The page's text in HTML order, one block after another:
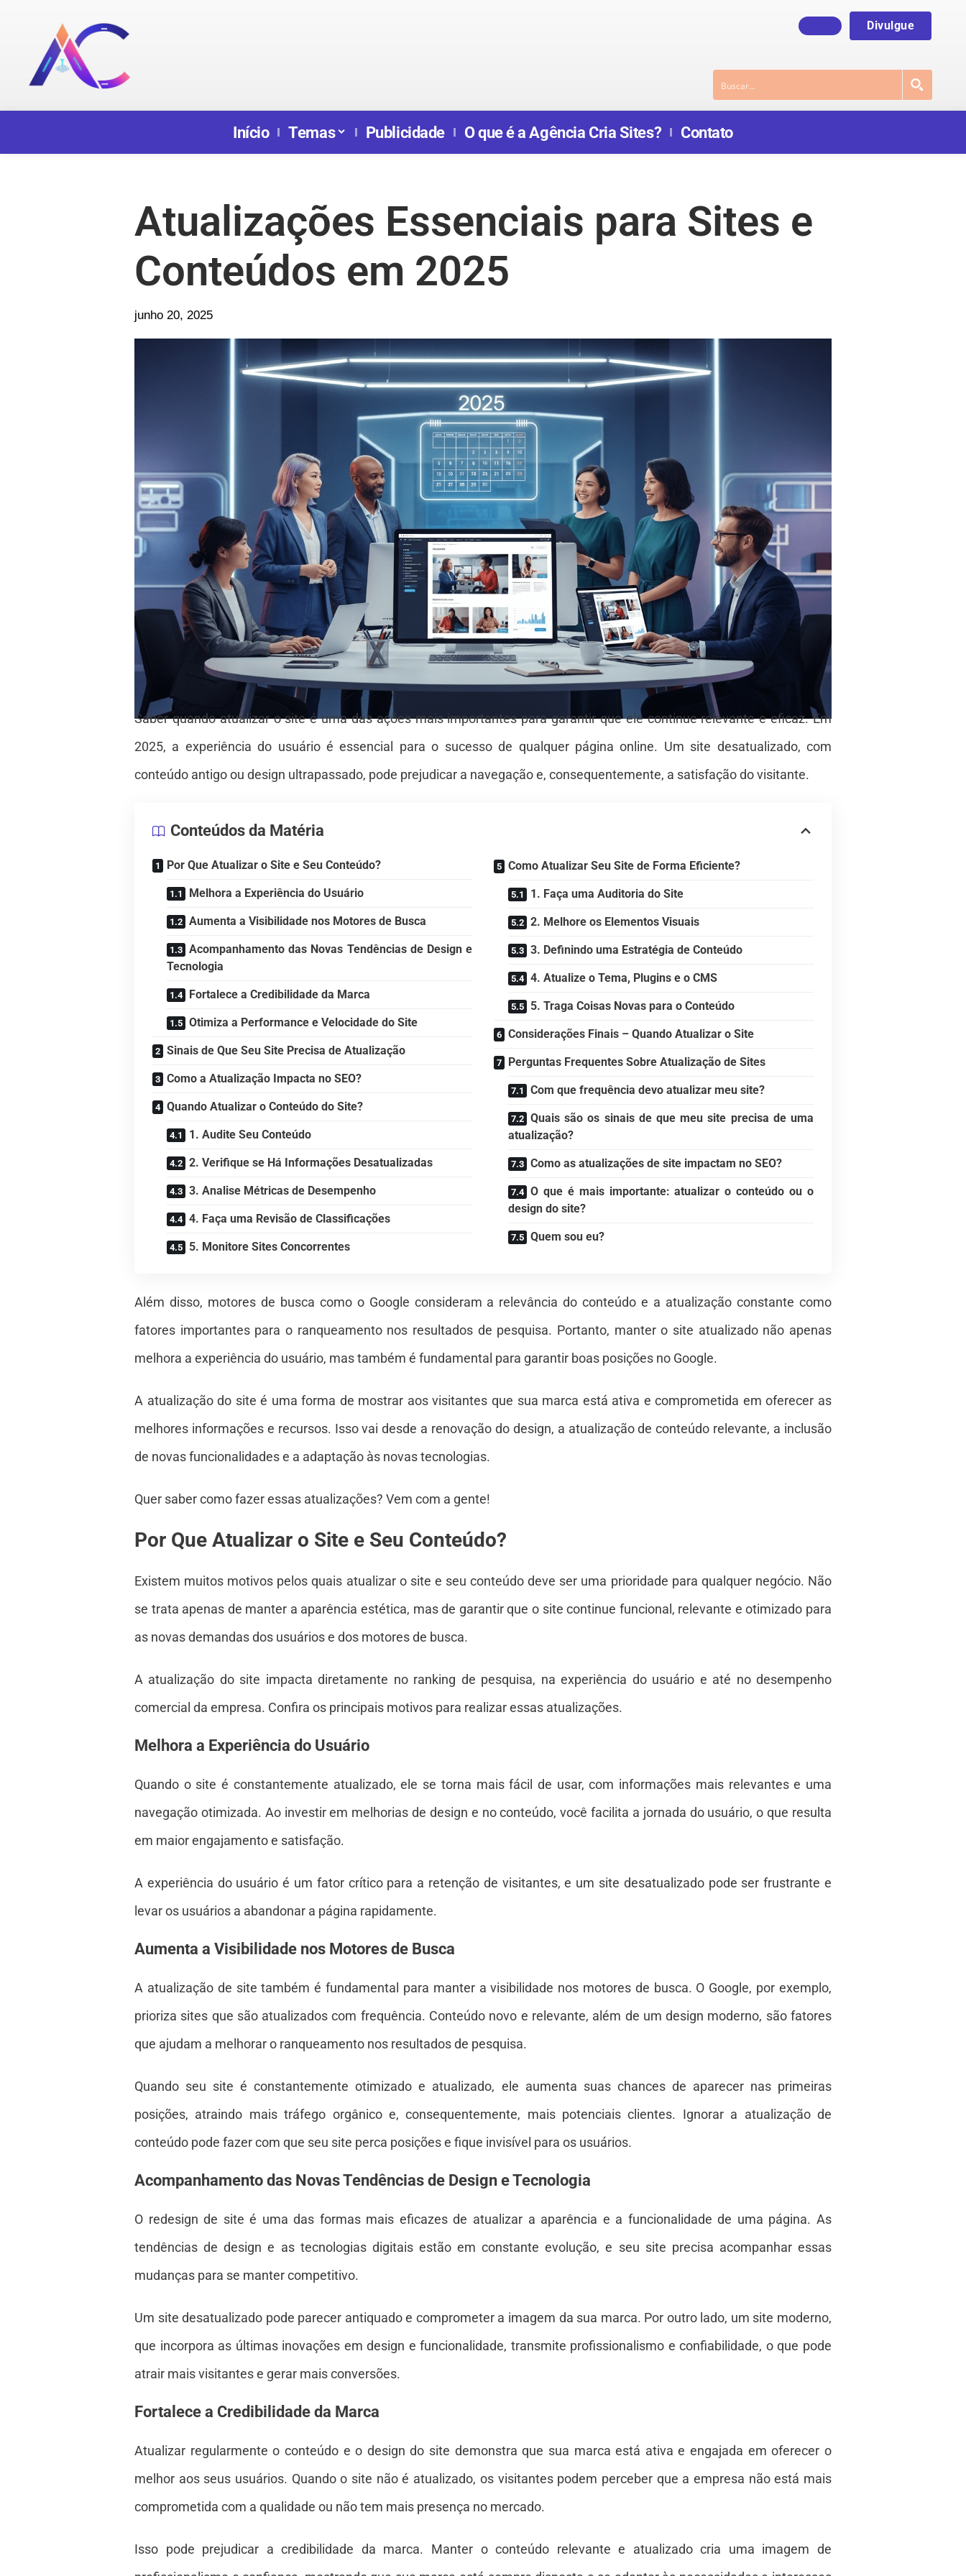
Divulgue
Início Temas Publicidade O que é a Agência Cria Sites? Contato
Atualizações Essenciais para Sites e
Conteúdos em 2025
junho 20, 2025
Saber quando atualizar o site é uma das ações mais importantes para garantir que ele continue relevante e eficaz. Em
2025, a experiência do usuário é essencial para o sucesso de qualquer página online. Um site desatualizado, com
conteúdo antigo ou design ultrapassado, pode prejudicar a navegação e, consequentemente, a satisfação do visitante.
Conteúdos da Matéria
Por Que Atualizar o Site e Seu Conteúdo?
Melhora a Experiência do Usuário
Aumenta a Visibilidade nos Motores de Busca
Acompanhamento das Novas Tendências de Design e
Tecnologia
Fortalece a Credibilidade da Marca
Otimiza a Performance e Velocidade do Site
Sinais de Que Seu Site Precisa de Atualização
Como a Atualização Impacta no SEO?
Quando Atualizar o Conteúdo do Site?
1. Audite Seu Conteúdo
2. Verifique se Há Informações Desatualizadas
3. Analise Métricas de Desempenho
4. Faça uma Revisão de Classificações
5. Monitore Sites Concorrentes
Como Atualizar Seu Site de Forma Eficiente?
1. Faça uma Auditoria do Site
2. Melhore os Elementos Visuais
3. Definindo uma Estratégia de Conteúdo
4. Atualize o Tema, Plugins e o CMS
5. Traga Coisas Novas para o Conteúdo
Considerações Finais – Quando Atualizar o Site
Perguntas Frequentes Sobre Atualização de Sites
Com que frequência devo atualizar meu site?
Quais são os sinais de que meu site precisa de uma
atualização?
Como as atualizações de site impactam no SEO?
O que é mais importante: atualizar o conteúdo ou o
design do site?
Quem sou eu?
Além disso, motores de busca como o Google consideram a relevância do conteúdo e a atualização constante como
fatores importantes para o ranqueamento nos resultados de pesquisa. Portanto, manter o site atualizado não apenas
melhora a experiência do usuário, mas também é fundamental para garantir boas posições no Google.
A atualização do site é uma forma de mostrar aos visitantes que sua marca está ativa e comprometida em oferecer as
melhores informações e recursos. Isso vai desde a renovação do design, a atualização de conteúdo relevante, a inclusão
de novas funcionalidades e a adaptação às novas tecnologias.
Quer saber como fazer essas atualizações? Vem com a gente!
Por Que Atualizar o Site e Seu Conteúdo?
Existem muitos motivos pelos quais atualizar o site e seu conteúdo deve ser uma prioridade para qualquer negócio. Não
se trata apenas de manter a aparência estética, mas de garantir que o site continue funcional, relevante e otimizado para
as novas demandas dos usuários e dos motores de busca.
A atualização do site impacta diretamente no ranking de pesquisa, na experiência do usuário e até no desempenho
comercial da empresa. Confira os principais motivos para realizar essas atualizações.
Melhora a Experiência do Usuário
Quando o site é constantemente atualizado, ele se torna mais fácil de usar, com informações mais relevantes e uma
navegação otimizada. Ao investir em melhorias de design e no conteúdo, você facilita a jornada do usuário, o que resulta
em maior engajamento e satisfação.
A experiência do usuário é um fator crítico para a retenção de visitantes, e um site desatualizado pode ser frustrante e
levar os usuários a abandonar a página rapidamente.
Aumenta a Visibilidade nos Motores de Busca
A atualização de site também é fundamental para manter a visibilidade nos motores de busca. O Google, por exemplo,
prioriza sites que são atualizados com frequência. Conteúdo novo e relevante, além de um design moderno, são fatores
que ajudam a melhorar o ranqueamento nos resultados de pesquisa.
Quando seu site é constantemente otimizado e atualizado, ele aumenta suas chances de aparecer nas primeiras
posições, atraindo mais tráfego orgânico e, consequentemente, mais potenciais clientes. Ignorar a atualização de
conteúdo pode fazer com que seu site perca posições e fique invisível para os usuários.
Acompanhamento das Novas Tendências de Design e Tecnologia
O redesign de site é uma das formas mais eficazes de atualizar a aparência e a funcionalidade de uma página. As
tendências de design e as tecnologias digitais estão em constante evolução, e seu site precisa acompanhar essas
mudanças para se manter competitivo.
Um site desatualizado pode parecer antiquado e comprometer a imagem da sua marca. Por outro lado, um site moderno,
que incorpora as últimas inovações em design e funcionalidade, transmite profissionalismo e confiabilidade, o que pode
atrair mais visitantes e gerar mais conversões.
Fortalece a Credibilidade da Marca
Atualizar regularmente o conteúdo e o design do site demonstra que sua marca está ativa e engajada em oferecer o
melhor aos seus usuários. Quando o site não é atualizado, os visitantes podem perceber que a empresa não está mais
comprometida com a qualidade ou não tem mais presença no mercado.
Isso pode prejudicar a credibilidade da marca. Manter o conteúdo relevante e atualizado cria uma imagem de